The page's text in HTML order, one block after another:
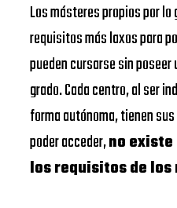
Los másteres propios por
requisitos más laxos para
pueden cursarse sin
grado. Cada centro, al ser
forma autónoma, tienen
poder acceder,no
los requisitos de